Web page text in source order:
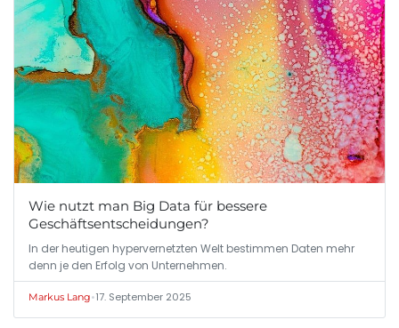
Wie nutzt man Big Data für bessere
Geschäftsentscheidungen?
In der heutigen hypervernetzten Welt bestimmen Daten mehr
denn je den Erfolg von Unternehmen.
Markus Lang•17. September 2025